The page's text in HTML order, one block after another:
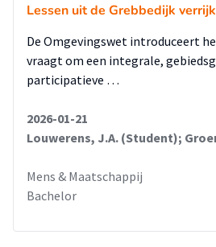
Lessen uit de Grebbedijk
De Omgevingswet introduceert
vraagt om een integrale,
participatieve …
2026-01-21
Louwerens, J.A. (Student);
Mens & Maatschappij
Bachelor